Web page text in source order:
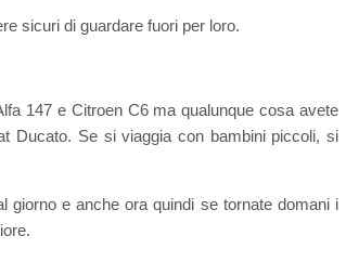
sicuri di guardare fuori per loro.
147 e Citroen C6 ma qualunque cosa avete
Ducato. Se si viaggia con bambini piccoli, si
e anche ora quindi se tornate domani i